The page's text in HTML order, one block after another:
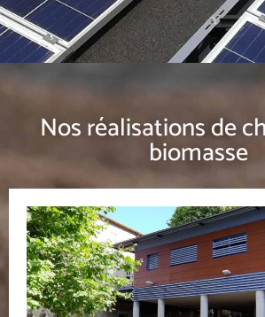
Nos réalisations de
biomasse